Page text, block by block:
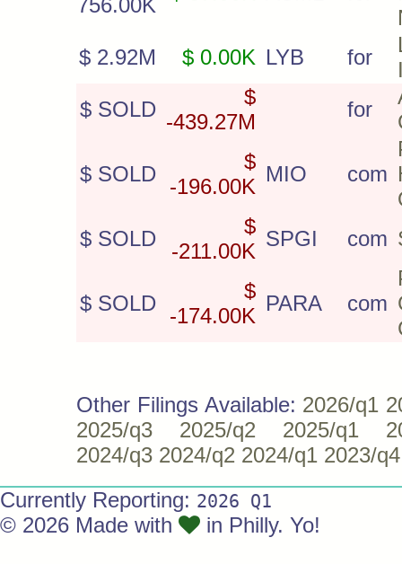
756.00K
$ 2.92M
$ 0.00K LYB for
$ SOLD
$
-439.27M
for
$ SOLD
$
-196.00K
MIO com
$ SOLD
$
-211.00K
SPGI com
$ SOLD
$
-174.00K
PARA com
Other Filings Available: 2026/q1
2025/q3
2025/q2 2025/q1
2024/q3 2024/q2 2024/q1 2023/q4
Currently Reporting: 2026 Q1
© 2026 Made with in Philly. Yo!